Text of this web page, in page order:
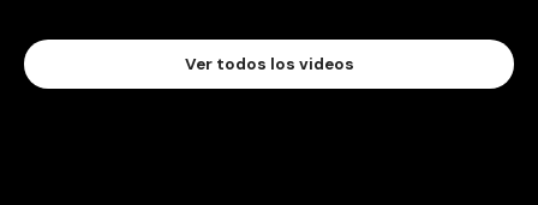
Ver todos los videos